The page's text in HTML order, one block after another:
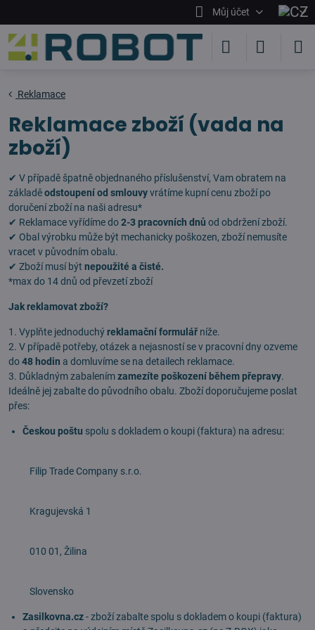
Můj účet
Reklamace
Reklamace zboží (vada na
zboží)
✔ V případě špatně objednaného příslušenství, Vam obratem na
základěodstoupení od smlouvyvrátíme kupní cenu zboží po
doručení zboží na naši adresu*
✔ Reklamace vyřídíme do2-3 pracovních dnů od obdržení zboží.
✔ Obal výrobku může být mechanicky poškozen, zboží nemusíte
vracet v původním obalu.
✔ Zboží musí být nepoužité a čisté.
*max do 14 dnů od převzetí zboží
Jak reklamovat zboží?
1. Vyplňte jednoduchýreklamační formulář níže.
2. V případě potřeby, otázek a nejasností se v pracovní dny ozveme
do48 hodin a domluvíme se na detailech reklamace.
3. Důkladným zabalenímzamezíte poškození během přepravy.
Ideálně jej zabalte do původního obalu. Zboží doporučujeme poslat
přes:
Českou poštu spolu s dokladem o koupi (faktura) na adresu:
Filip Trade Company s.r.o.
Kragujevská 1
010 01, Žilina
Slovensko
Zasilkovna.cz- zboží zabalte spolu s dokladem o koupi (faktura)